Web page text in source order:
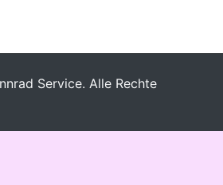
Service. Alle Rechte